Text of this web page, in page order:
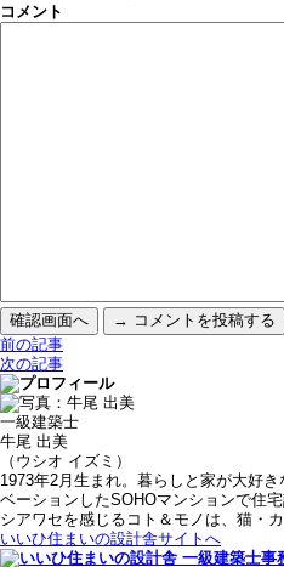
コメント
前の記事
次の記事
一級建築士
牛尾 出美
（ウシオ イズミ）
1973年2月生まれ。暮らしと家が大好
ベーションしたSOHOマンションで住宅
シアワセを感じるコト＆モノは、猫・
いいひ住まいの設計舎サイトへ